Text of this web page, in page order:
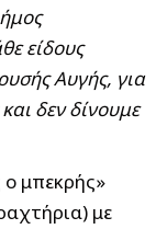
είδους
Αυγής, για
δεν δίνουμε
μπεκρής»
με